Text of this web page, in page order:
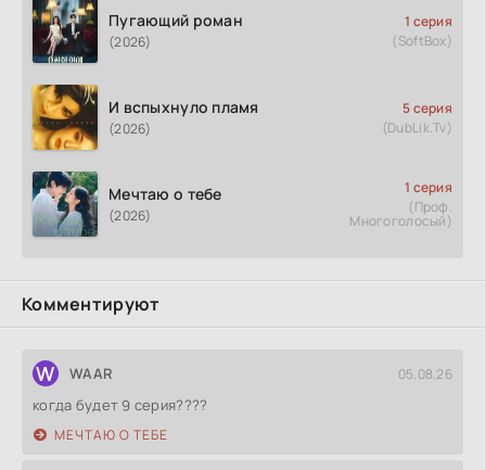
Пугающий роман
(2026)
1 серия
(SoftBox)
И вспыхнуло пламя
(2026)
5 серия
(DubLik.Tv)
Мечтаю о тебе
(2026)
1 серия
(Проф.
Многоголосый)
Комментируют
W WAAR 05.08.26
когда будет 9 серия????
МЕЧТАЮ О ТЕБЕ